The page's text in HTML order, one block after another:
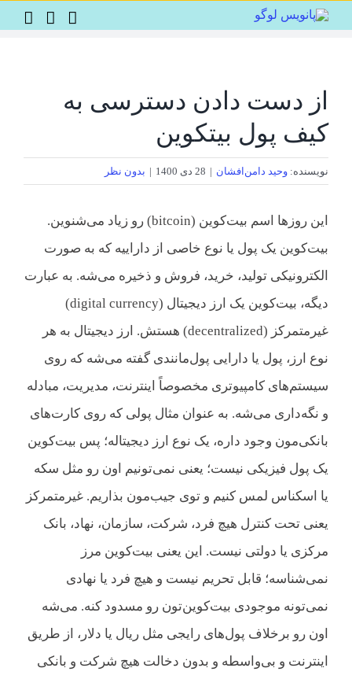
to
از دست دادن دسترسی به
کیف پول بیتکوین
نویسنده: وحید دامن‌افشان | 28 دی 1400 | بدون نظر
این روزها اسم بیت‌کوین (bitcoin) رو زیاد می‌شنوین.
بیت‌کوین یک پول یا نوع خاصی از داراییه که به صورت
الکترونیکی تولید، خرید، فروش و ذخیره می‌شه. به عبارت
دیگه، بیت‌کوین یک ارز دیجیتال (digital currency)
غیرمتمرکز (decentralized) هستش. ارز دیجیتال به هر
نوع ارز، پول یا دارایی پول‌مانندی گفته می‌شه که روی
سیستم‌های کامپیوتری مخصوصاً اینترنت، مدیریت، مبادله
و نگه‌داری می‌شه. به عنوان مثال پولی که روی کارت‌های
بانکی‌مون وجود داره، یک نوع ارز دیجیتاله؛ پس بیت‌کوین
یک پول فیزیکی نیست؛ یعنی نمی‌تونیم اون رو مثل سکه‌
یا اسکناس لمس کنیم و توی جیب‌مون بذاریم. غیرمتمرکز
یعنی تحت کنترل هیچ فرد، شرکت، سازمان، نهاد، بانک
مرکزی یا دولتی نیست. این یعنی بیت‌کوین مرز
نمی‌شناسه؛ قابل تحریم نیست و هیچ فرد یا نهادی
نمی‌تونه موجودی بیت‌کوین‌تون رو مسدود کنه. می‌شه
اون رو برخلاف پول‌های رایجی مثل ریال یا دلار، از طریق
اینترنت و بی‌واسطه و بدون دخالت هیچ شرکت و بانکی